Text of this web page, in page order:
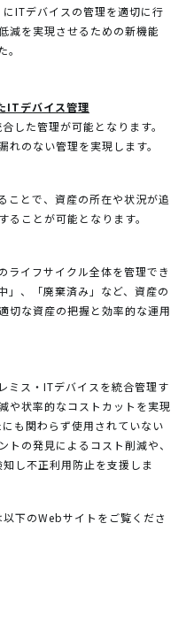
ITデバイスの管理を適切に行
減を実現させるための新機能
ITデバイス管理
した管理が可能となります。
のない管理を実現します。
ことで、資産の所在や状況が追
ことが可能となります。
ライフサイクル全体を管理でき
」、「廃棄済み」など、資産の
切な資産の把握と効率的な運用
ミス・ITデバイスを統合管理す
や状率的なコストカットを実現
も関わらず使用されていない
の発見によるコスト削減や、
し不正利用防止を支援しま
下のWebサイトをご覧くださ